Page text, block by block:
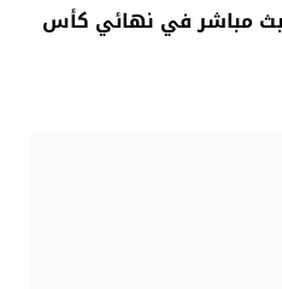
مباشر في نهائي كأس